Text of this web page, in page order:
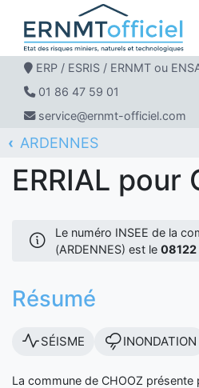
ERP / ESRIS / ERNMT ou
01 86 47 59 01
service@ernmt-officiel.com
ERNMT Officiel
ERRIAL
ARDENNES
CHOOZ
ERRIAL pour
Le numéro INSEE de la
(ARDENNES) est le 08122
Résumé
SÉISME INONDATION
La commune de CHOOZ